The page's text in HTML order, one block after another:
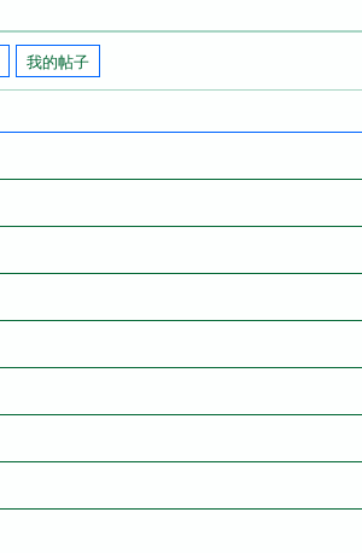
我的帖子